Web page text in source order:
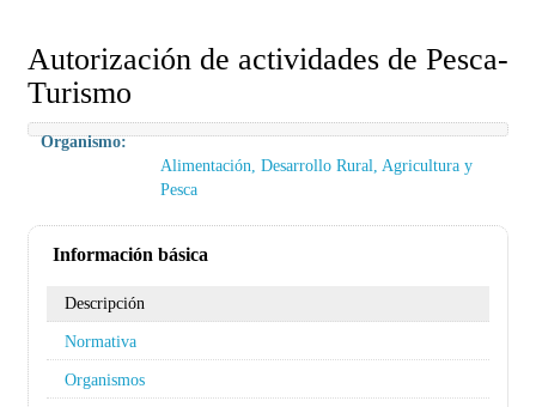
Autorización de actividades de Pesca-
Turismo
Organismo:
Alimentación, Desarrollo Rural, Agricultura y
Pesca
Información básica
Descripción
Normativa
Organismos